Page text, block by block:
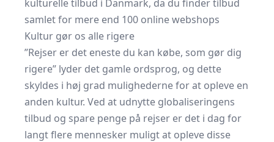
kulturelle tilbud i Danmark, da du finder tilbud
samlet for mere end 100 online webshops
Kultur gør os alle rigere
”Rejser er det eneste du kan købe, som gør dig
rigere” lyder det gamle ordsprog, og dette
skyldes i høj grad mulighederne for at opleve en
anden kultur. Ved at udnytte globaliseringens
tilbud og spare penge på rejser er det i dag for
langt flere mennesker muligt at opleve disse